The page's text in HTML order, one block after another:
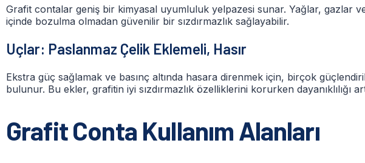
Grafit contalar geniş bir kimyasal uyumluluk yelpazesi sunar. Yağlar, gazlar
içinde bozulma olmadan güvenilir bir sızdırmazlık sağlayabilir.
Uçlar: Paslanmaz Çelik Eklemeli, Hasır
Ekstra güç sağlamak ve basınç altında hasara direnmek için, birçok
bulunur. Bu ekler, grafitin iyi sızdırmazlık özelliklerini korurken dayanıklılığı
Grafit Conta Kullanım Alanları